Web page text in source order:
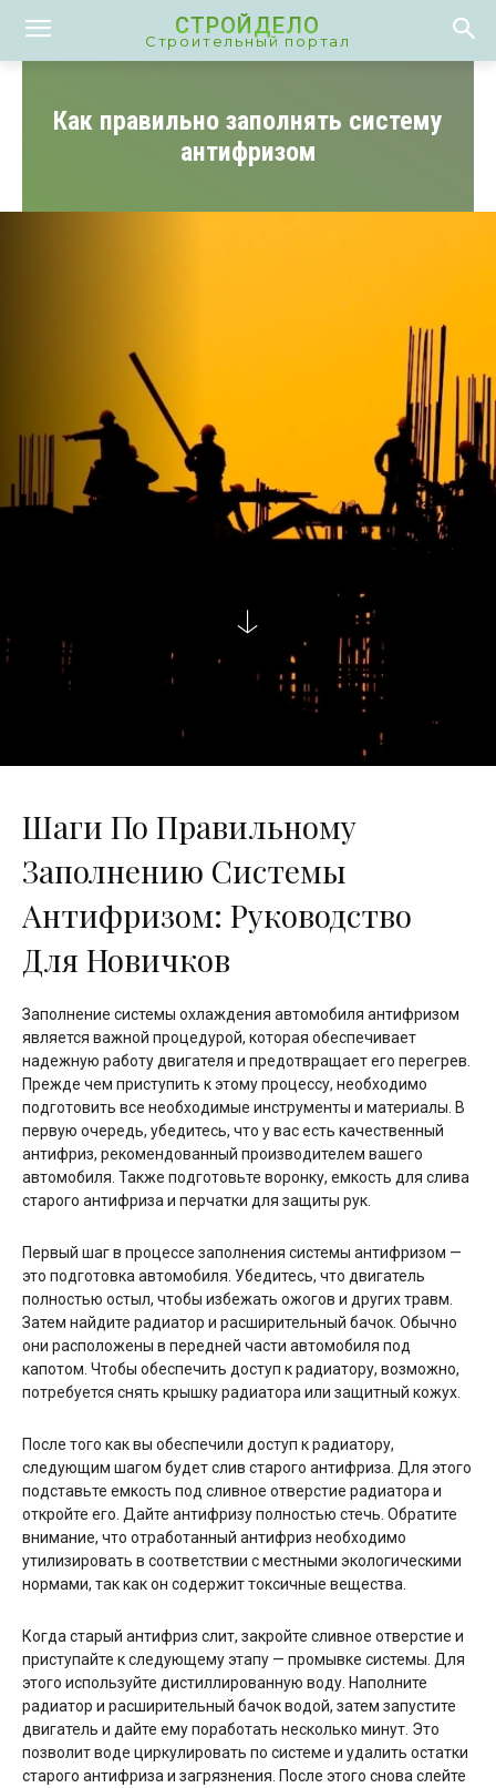
СТРОЙДЕЛО
Строительный портал
Как правильно заполнять систему
антифризом
Шаги По Правильному
Заполнению Системы
Антифризом: Руководство
Для Новичков
Заполнение системы охлаждения автомобиля антифризом
является важной процедурой, которая обеспечивает
надежную работу двигателя и предотвращает его перегрев.
Прежде чем приступить к этому процессу, необходимо
подготовить все необходимые инструменты и материалы. В
первую очередь, убедитесь, что у вас есть качественный
антифриз, рекомендованный производителем вашего
автомобиля. Также подготовьте воронку, емкость для слива
старого антифриза и перчатки для защиты рук.
Первый шаг в процессе заполнения системы антифризом —
это подготовка автомобиля. Убедитесь, что двигатель
полностью остыл, чтобы избежать ожогов и других травм.
Затем найдите радиатор и расширительный бачок. Обычно
они расположены в передней части автомобиля под
капотом. Чтобы обеспечить доступ к радиатору, возможно,
потребуется снять крышку радиатора или защитный кожух.
После того как вы обеспечили доступ к радиатору,
следующим шагом будет слив старого антифриза. Для этого
подставьте емкость под сливное отверстие радиатора и
откройте его. Дайте антифризу полностью стечь. Обратите
внимание, что отработанный антифриз необходимо
утилизировать в соответствии с местными экологическими
нормами, так как он содержит токсичные вещества.
Когда старый антифриз слит, закройте сливное отверстие и
приступайте к следующему этапу — промывке системы. Для
этого используйте дистиллированную воду. Наполните
радиатор и расширительный бачок водой, затем запустите
двигатель и дайте ему поработать несколько минут. Это
позволит воде циркулировать по системе и удалить остатки
старого антифриза и загрязнения. После этого снова слейте